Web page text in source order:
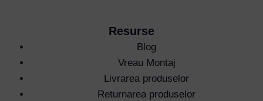
Resurse
Blog
Vreau Montaj
Livrarea produselor
Returnarea produselor